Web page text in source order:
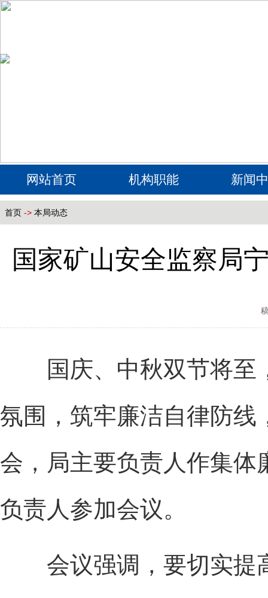
网站首页 机构职能 新闻
首页 -> 本局动态
国家矿山安全监察局
国庆、中秋双节将至
氛围，筑牢廉洁自律防
会，局主要负责人作集体
负责人参加会议。
会议强调，要切实提